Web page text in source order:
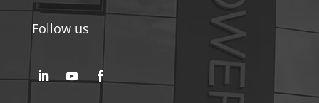
Follow us